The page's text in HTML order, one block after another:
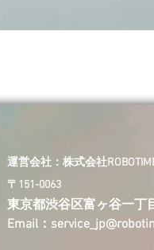
運営会社：株式会社
〒151-0063
東京都渋谷区富ヶ谷一丁
Email：